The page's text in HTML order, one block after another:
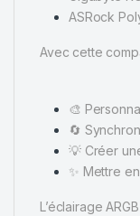
ASRock
Avec cette
🎨
🔄
💡 Créer
✨ Mettre
L’éclairage